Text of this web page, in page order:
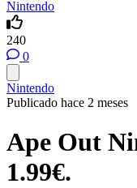
Nintendo
240
0
Nintendo
Publicado hace 2 meses
Ape Out
1.99€.